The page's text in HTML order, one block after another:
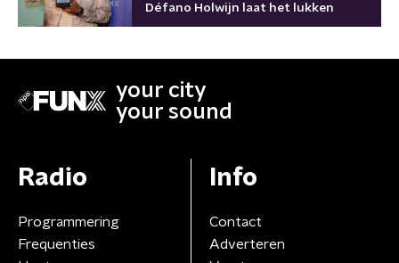
Défano Holwijn laat het lukken
your city
your sound
Radio
Programmering
Frequenties
Info
Contact
Adverteren